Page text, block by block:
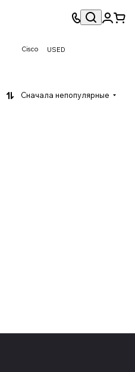
Cisco USED
Сначала непопулярные